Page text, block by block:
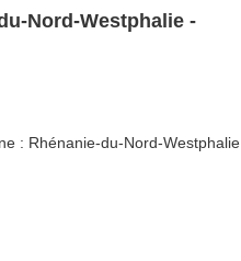
Nord-Westphalie -